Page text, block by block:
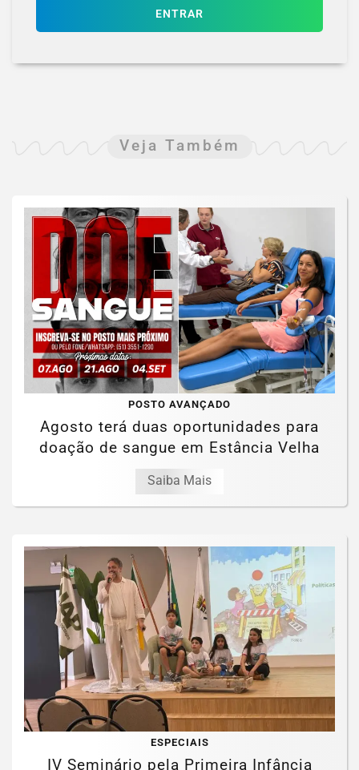
ENTRAR
Veja Também
POSTO AVANÇADO
Agosto terá duas oportunidades para
doação de sangue em Estância Velha
Saiba Mais
ESPECIAIS
IV Seminário pela Primeira Infância